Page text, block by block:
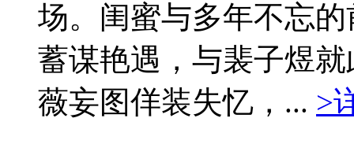
场。闺蜜与多年不忘
蓄谋艳遇，与裴子煜
薇妄图佯装失忆，... >